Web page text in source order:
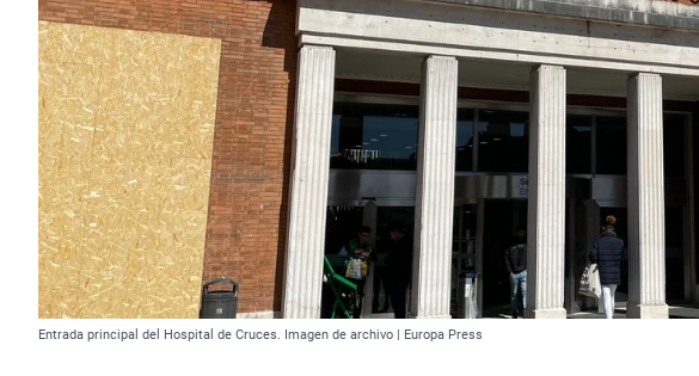
Entrada principal del Hospital de Cruces. Imagen de archivo | Europa Press